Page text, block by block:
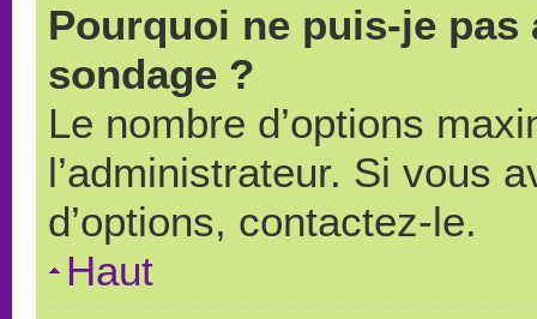
Pourquoi ne puis-je
sondage ?
Le nombre d’options
l’administrateur. Si vous
d’options, contactez-le.
Haut